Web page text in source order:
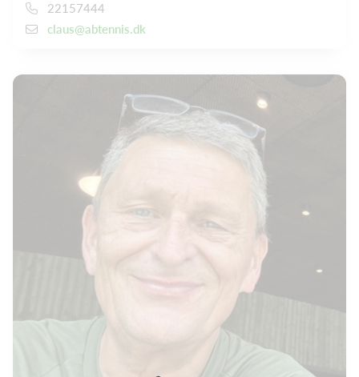
22157444
claus@abtennis.dk